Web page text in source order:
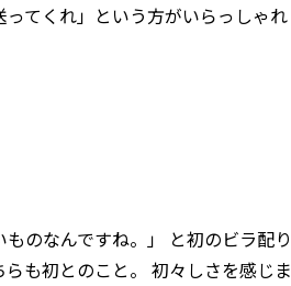
てくれ」という方がいらっしゃれ
のなんですね。」 と初のビラ配り
も初とのこと。 初々しさを感じま